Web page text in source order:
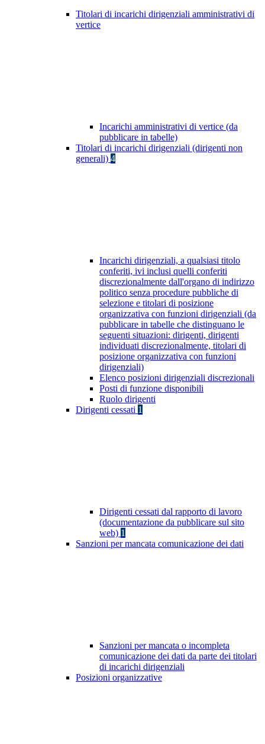
Titolari di incarichi dirigenziali amministrativi di
vertice
Incarichi amministrativi di vertice (da
pubblicare in tabelle)
Titolari di incarichi dirigenziali (dirigenti non
generali) 4
Incarichi dirigenziali, a qualsiasi titolo
conferiti, ivi inclusi quelli conferiti
discrezionalmente dall'organo di indirizzo
politico senza procedure pubbliche di
selezione e titolari di posizione
organizzativa con funzioni dirigenziali (da
pubblicare in tabelle che distinguano le
seguenti situazioni: dirigenti, dirigenti
individuati discrezionalmente, titolari di
posizione organizzativa con funzioni
dirigenziali)
Elenco posizioni dirigenziali discrezionali
Posti di funzione disponibili
Ruolo dirigenti
Dirigenti cessati 1
Dirigenti cessati dal rapporto di lavoro
(documentazione da pubblicare sul sito
web) 1
Sanzioni per mancata comunicazione dei dati
Sanzioni per mancata o incompleta
comunicazione dei dati da parte dei titolari
di incarichi dirigenziali
Posizioni organizzative